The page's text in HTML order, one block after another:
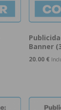
Banner
20.00 €